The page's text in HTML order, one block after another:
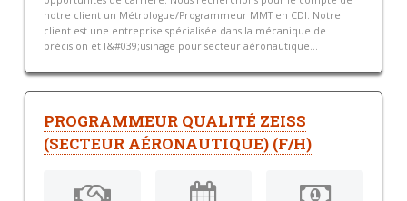
notre client un Métrologue/Programmeur MMT en CDI. Notre
client est une entreprise spécialisée dans la mécanique de
précision et l&#039;usinage pour secteur aéronautique...
PROGRAMMEUR QUALITÉ ZEISS
(SECTEUR AÉRONAUTIQUE) (F/H)